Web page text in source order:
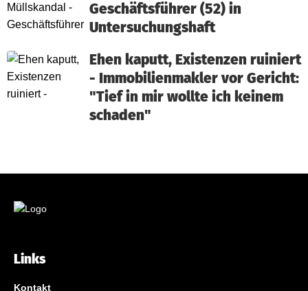
Geschäftsführer (52) in
Untersuchungshaft
Ehen kaputt, Existenzen ruiniert
- Immobilienmakler vor Gericht:
"Tief in mir wollte ich keinem
schaden"
Links
Kontakt